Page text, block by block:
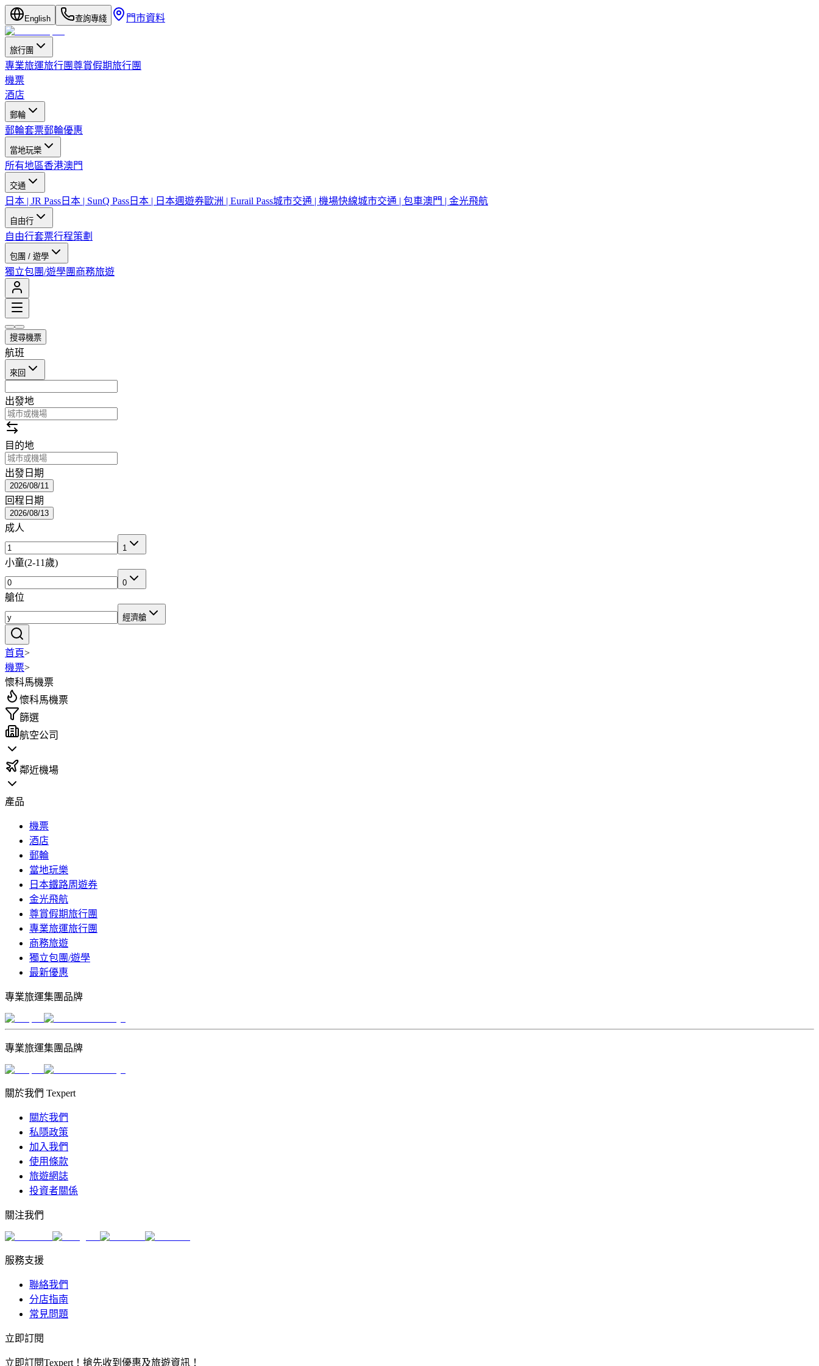
English 查詢專綫 門市資料
旅行團
專業旅運旅行團尊賞假期旅行團
機票
酒店
郵輪
郵輪套票郵輪優惠
當地玩樂
所有地區香港澳門
交通
日本 | JR Pass 日本 | SunQ Pass 日本 | 日本週遊券歐洲 | Eurail Pass城市交通 | 機場快線城市交通 | 包車澳門 | 金光飛航
自由行
自由行套票行程策劃
包團 / 遊學
獨立包團/遊學團 商務旅遊
搜尋機票
航班
來回
出發地
目的地
出發日期
2026/08/11
回程日期
2026/08/13
成人
1
小童(2-11歲)
0
艙位
經濟艙
首頁>
機票>
懷科馬機票
懷科馬機票
篩選
航空公司
鄰近機場
產品
機票
酒店
郵輪
當地玩樂
日本鐵路周遊券
金光飛航
尊賞假期旅行團
專業旅運旅行團
商務旅遊
獨立包團/遊學
最新優惠
專業旅運集團品牌
專業旅運集團品牌
關於我們 Texpert
關於我們
私隱政策
加入我們
使用條款
旅遊網誌
投資者關係
關注我們
服務支援
聯絡我們
分店指南
常見問題
立即訂閱
立即訂閱Texpert！搶先收到優惠及旅遊資訊！